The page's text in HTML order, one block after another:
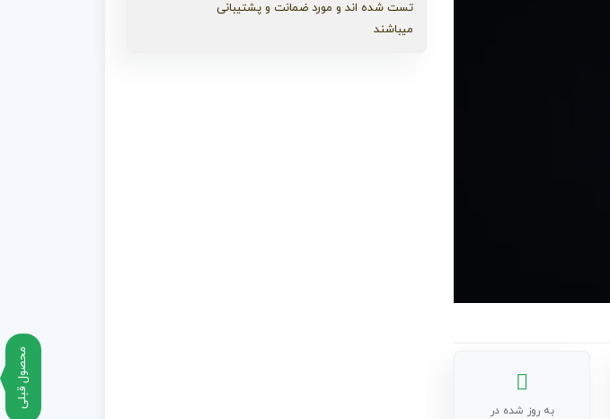
محصول قبلی
به روز شده در
تست شده اند و مورد ضمانت و پشتیبانی
میباشند